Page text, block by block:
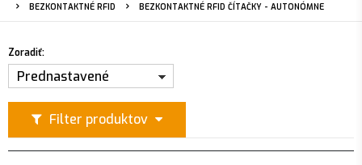
BEZKONTAKTNÉ RFID
BEZKONTAKTNÉ RFID ČÍTAČKY - AUTONÓMNE
Filter produktov
Zoradiť:
Prednastavené